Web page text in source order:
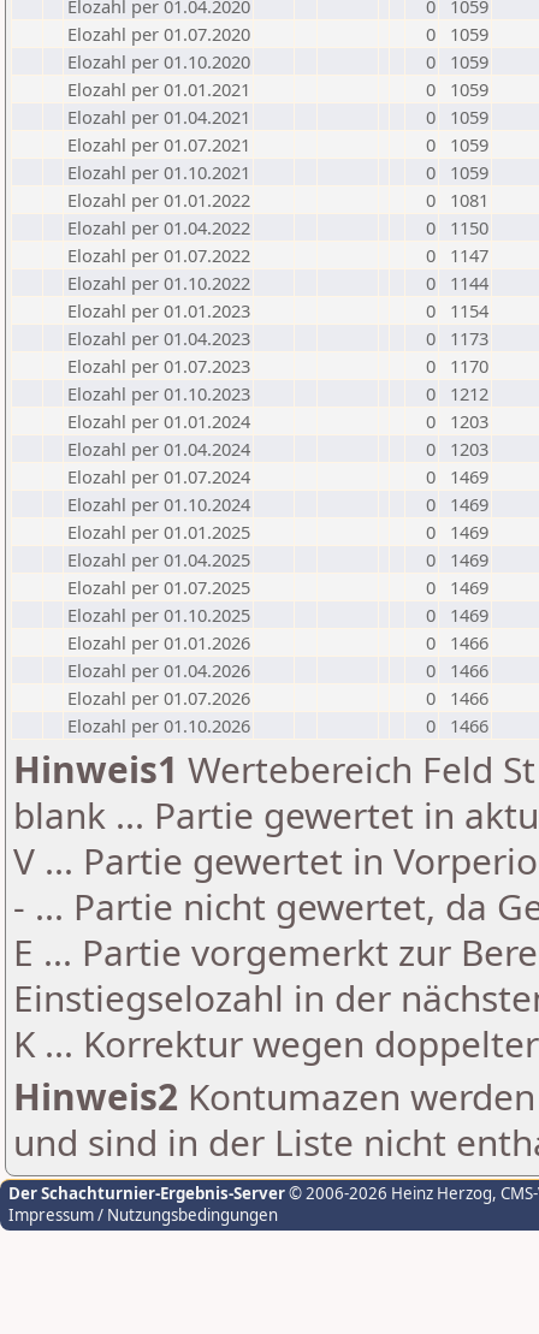
Elozahl per 01.04.2020
0
1059
Elozahl per 01.07.2020
0
1059
Elozahl per 01.10.2020
0
1059
Elozahl per 01.01.2021
0
1059
Elozahl per 01.04.2021
0
1059
Elozahl per 01.07.2021
0
1059
Elozahl per 01.10.2021
0
1059
Elozahl per 01.01.2022
0
1081
Elozahl per 01.04.2022
0
1150
Elozahl per 01.07.2022
0
1147
Elozahl per 01.10.2022
0
1144
Elozahl per 01.01.2023
0
1154
Elozahl per 01.04.2023
0
1173
Elozahl per 01.07.2023
0
1170
Elozahl per 01.10.2023
0
1212
Elozahl per 01.01.2024
0
1203
Elozahl per 01.04.2024
0
1203
Elozahl per 01.07.2024
0
1469
Elozahl per 01.10.2024
0
1469
Elozahl per 01.01.2025
0
1469
Elozahl per 01.04.2025
0
1469
Elozahl per 01.07.2025
0
1469
Elozahl per 01.10.2025
0
1469
Elozahl per 01.01.2026
0
1466
Elozahl per 01.04.2026
0
1466
Elozahl per 01.07.2026
0
1466
Elozahl per 01.10.2026
0 1466
Hinweis1 Wertebereich Feld
blank ... Partie gewertet in
V ... Partie gewertet in
- ... Partie nicht gewertet, da
E ... Partie vorgemerkt zur
Einstiegselozahl in der
K ... Korrektur wegen
Hinweis2 Kontumazen
und sind in der Liste nicht
Der Schachturnier-Ergebnis-Server© 2006-2026 Heinz Herzog,
Impressum / Nutzungsbedingungen